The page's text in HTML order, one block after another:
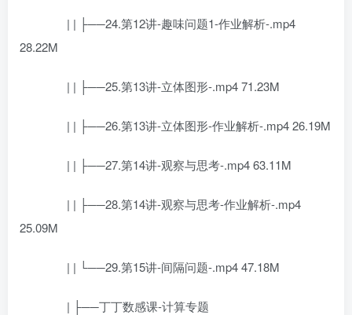
| | ├──24.第12讲-趣味问题1-作业解析-.mp4
28.22M
| | ├──25.第13讲-立体图形-.mp4 71.23M
| | ├──26.第13讲-立体图形-作业解析-.mp4 26.19M
| | ├──27.第14讲-观察与思考-.mp4 63.11M
| | ├──28.第14讲-观察与思考-作业解析-.mp4
25.09M
| | └──29.第15讲-间隔问题-.mp4 47.18M
| ├──丁丁数感课-计算专题